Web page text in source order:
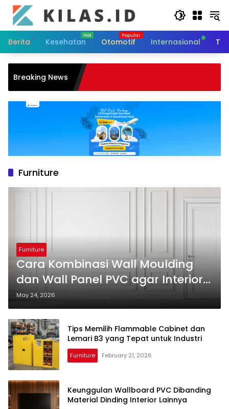
Skip
content
Berita
Kesehatan Otomotif Internasional
Breaking News
Furniture
Furniture
Cara Kombinasi Wall Moulding
dan Wall Panel PVC agar Interior
Terlihat Mewah
May 24, 2026
Tips Memilih Flammable Cabinet dan
Lemari B3 yang Tepat untuk Industri
Furniture February 21, 2026
Keunggulan Wallboard PVC Dibanding
Material Dinding Interior Lainnya